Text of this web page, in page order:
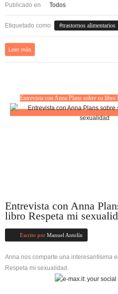
Publicado en Todos
Etiquetado como trastornos alimentarios
Leer más
Entrevista con Anna Plans sobre su libro
Entrevista con Anna
libro Respeta mi
Escrito por Manuel Antolín
Anna nos comparte una interesantísima
Respeta mi sexualidad.